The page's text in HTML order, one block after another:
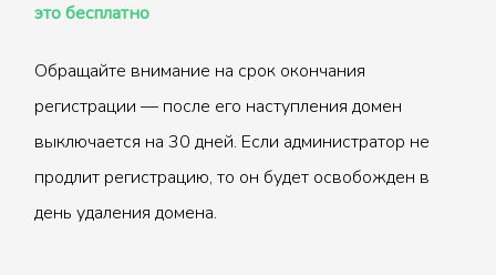
это бесплатно
Обращайте внимание на срок окончания
регистрации — после его наступления домен
выключается на 30 дней. Если администратор не
продлит регистрацию, то он будет освобожден в
день удаления домена.